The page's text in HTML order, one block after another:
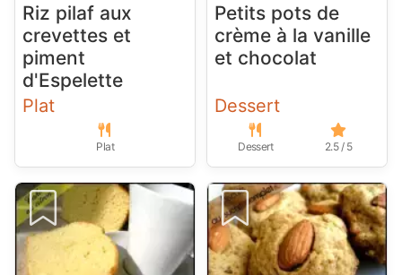
Riz pilaf aux
crevettes et
piment
d'Espelette
Plat
Plat
Petits pots de
crème à la vanille
et chocolat
Dessert
Dessert 2.5 / 5